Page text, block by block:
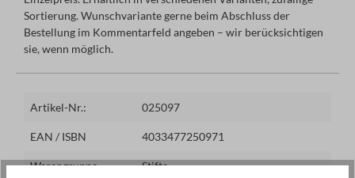
Sortierung. Wunschvariante gerne beim Abschluss der
Bestellung im Kommentarfeld angeben – wir berücksichtigen
sie, wenn möglich.
Artikel-Nr.: 025097
EAN / ISBN 4033477250971
Warengruppe Stifte